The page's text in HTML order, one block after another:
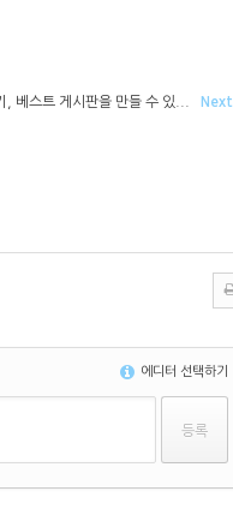
, 베스트 게시판을 만들 수 있... Next
에디터 선택하기